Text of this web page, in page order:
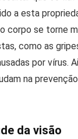
a esta
corpo se torne
como as
por vírus.
na
da visão